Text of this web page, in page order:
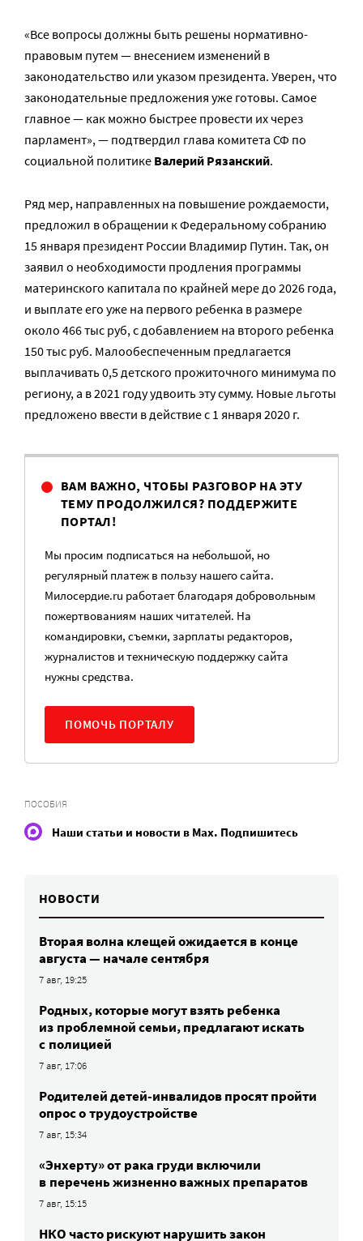
«Все вопросы должны быть решены нормативно-
правовым путем — внесением изменений в
законодательство или указом президента. Уверен, что
законодательные предложения уже готовы. Самое
главное — как можно быстрее провести их через
парламент», — подтвердил глава комитета СФ по
социальной политике Валерий Рязанский.
Ряд мер, направленных на повышение рождаемости,
предложил в обращении к Федеральному собранию
15 января президент России Владимир Путин. Так, он
заявил о необходимости продления программы
материнского капитала по крайней мере до 2026 года,
и выплате его уже на первого ребенка в размере
около 466 тыс руб, с добавлением на второго ребенка
150 тыс руб. Малообеспеченным предлагается
выплачивать 0,5 детского прожиточного минимума по
региону, а в 2021 году удвоить эту сумму. Новые льготы
предложено ввести в действие с 1 января 2020 г.
ВАМ ВАЖНО, ЧТОБЫ РАЗГОВОР НА ЭТУ
ТЕМУ ПРОДОЛЖИЛСЯ? ПОДДЕРЖИТЕ
ПОРТАЛ!
Мы просим подписаться на небольшой, но
регулярный платеж в пользу нашего сайта.
Милосердие.ru работает благодаря добровольным
пожертвованиям наших читателей. На
командировки, съемки, зарплаты редакторов,
журналистов и техническую поддержку сайта
нужны средства.
ПОМОЧЬ ПОРТАЛУ
ПОСОБИЯ
Наши статьи и новости в Max. Подпишитесь
НОВОСТИ
Вторая волна клещей ожидается в конце
августа — начале сентября
7 авг, 19:25
Родных, которые могут взять ребенка
из проблемной семьи, предлагают искать
с полицией
7 авг, 17:06
Родителей детей-инвалидов просят пройти
опрос о трудоустройстве
7 авг, 15:34
«Энхерту» от рака груди включили
в перечень жизненно важных препаратов
7 авг, 15:15
НКО часто рискуют нарушить закон